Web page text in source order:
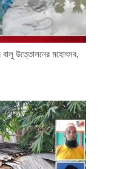
বালু উত্তোলনের মহোৎসব,